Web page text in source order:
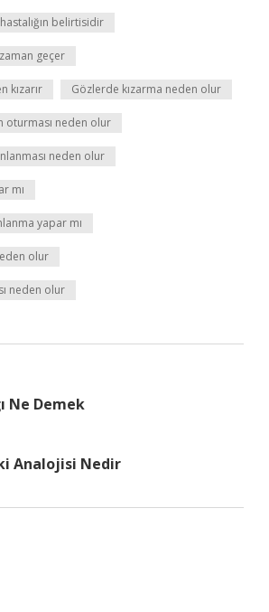
belirtisidir
zaman geçer
kızarır Gözlerde kızarma neden olur
oturması neden olur
neden olur
mı
yapar mı
olur
neden olur
Ne Demek
Analojisi Nedir